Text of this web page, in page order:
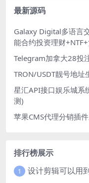
最新源码
Galaxy Digital多语言
能合约投资理财
Telegram加拿大28投
TRON/USDT靓号地
星汇API接口娱乐城
测)
苹果CMS代理分销插
排行榜展示
1 设计剪辑可以用